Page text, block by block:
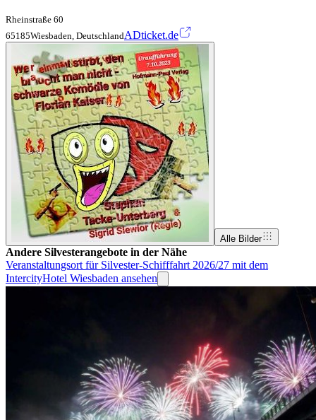
Rheinstraße 60
65185Wiesbaden, DeutschlandADticket.de
Alle Bilder
Andere Silvesterangebote in der Nähe
Veranstaltungsort für Silvester-Schifffahrt 2026/27 mit dem
IntercityHotel Wiesbaden ansehen